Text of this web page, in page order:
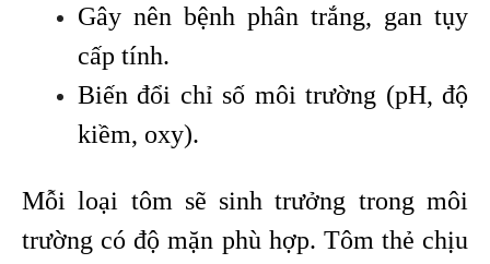
Gây nên bệnh phân trắng, gan tụy
cấp tính.
Biến đổi chỉ số môi trường (pH, độ
kiềm, oxy).
Mỗi loại tôm sẽ sinh trưởng trong môi
trường có độ mặn phù hợp. Tôm thẻ chịu